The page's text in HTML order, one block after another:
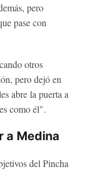
pero
pase con
otros
pero dejó en
abre la puerta a
como él".
a Medina
del Pincha